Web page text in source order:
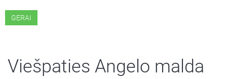
GERAI
Viešpaties Angelo malda